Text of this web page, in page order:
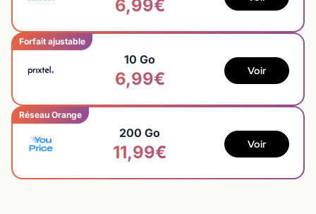
6,99€
Forfait ajustable
10 Go
6,99€ Voir
Réseau Orange
200 Go
11,99€ Voir